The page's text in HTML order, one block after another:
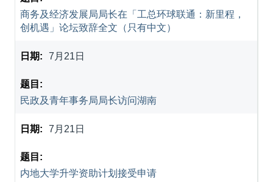
商务及经济发展局局长在「工总环球联通：新里程，
创机遇」论坛致辞全文（只有中文）
7月21日
民政及青年事务局局长访问湖南
7月21日
内地大学升学资助计划接受申请